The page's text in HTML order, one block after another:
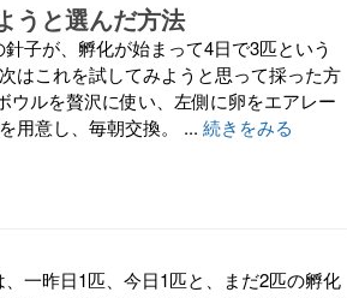
うと選んだ方法
子が、孵化が始まって4日で3匹という
はこれを試してみようと思って採った方
ルを贅沢に使い、左側に卵をエアレー
用意し、毎朝交換。 ... 続きをみる
一昨日1匹、今日1匹と、まだ2匹の孵化